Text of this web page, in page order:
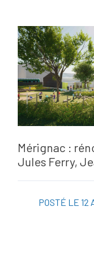
Mérignac :
Jules Ferry,
POSTÉ LE 12